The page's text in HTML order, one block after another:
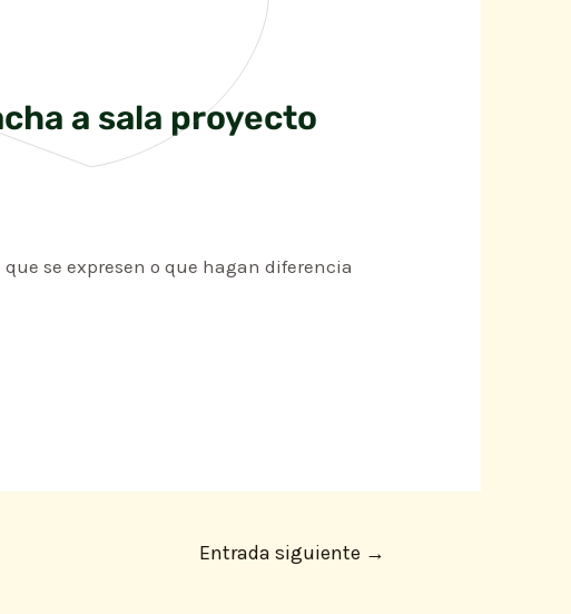
a sala proyecto
se expresen o que hagan diferencia
Entrada siguiente →